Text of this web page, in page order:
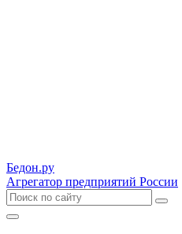
Бедон.ру
Агрегатор предприятий России